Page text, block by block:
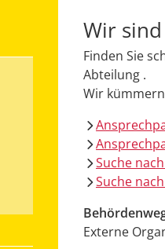
Wir
Finden Sie
Abteilung .
Wir
Suche
Suche
Externe